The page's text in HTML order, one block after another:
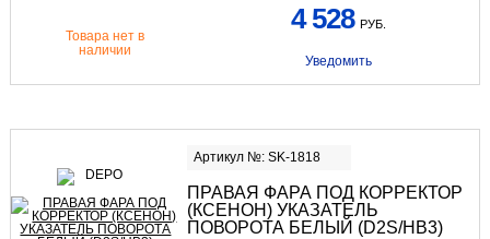
Товара нет в
наличии
4 528 РУБ.
Уведомить
Артикул №: SK-1818
ПРАВАЯ ФАРА ПОД КОРРЕКТОР
(КСЕНОН) УКАЗАТЕЛЬ
ПОВОРОТА БЕЛЫЙ (D2S/HB3)